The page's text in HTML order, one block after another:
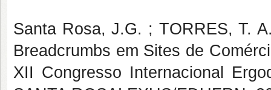
Santa Rosa, J.G. ; TORRES, T.
Breadcrumbs em Sites de
XII Congresso Internacional